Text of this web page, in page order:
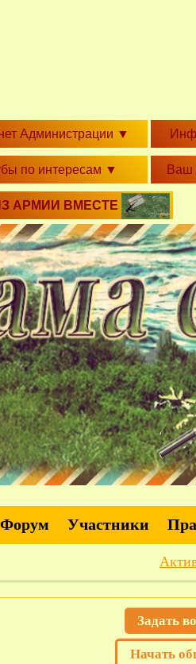
Администрации ▼
по интересам ▼ Ваш
АРМИИ ВМЕСТЕ
Форум Участники
Задать
Начать